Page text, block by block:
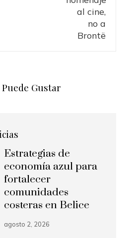
Gustar
Estrategias de
economía azul para
fortalecer
comunidades
costeras en Belice
agosto 2, 2026